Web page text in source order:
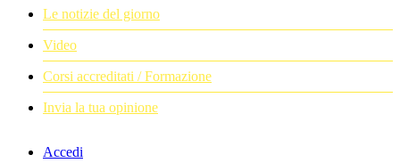
Le notizie del giorno
Video
Corsi accreditati / Formazione
Invia la tua opinione
Accedi